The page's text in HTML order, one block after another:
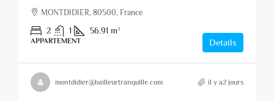
MONTDIDIER, 80500, France
2 1 56.91 m²
APPARTEMENT Details
montdidier@bailleurtranquille.com il y a2 jours